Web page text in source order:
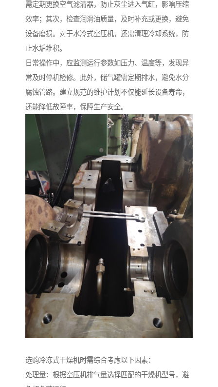
需定期更换空气滤清器，防止灰尘进入气缸，影响压缩
效率；其次，检查润滑油质量，及时补充或更换，避免
设备磨损。对于水冷式空压机，还需清理冷却系统，防
止水垢堆积。
日常操作中，应监测运行参数如压力、温度等，发现异
常及时停机检修。此外，储气罐需定期排水，避免水分
腐蚀管路。建立规范的维护计划不仅能延长设备寿命，
还能降低故障率，保障生产安全。
选购冷冻式干燥机时需综合考虑以下因素：
处理量：根据空压机排气量选择匹配的干燥机型号，避